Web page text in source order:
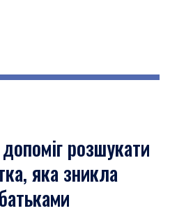
розшукати
яка зникла